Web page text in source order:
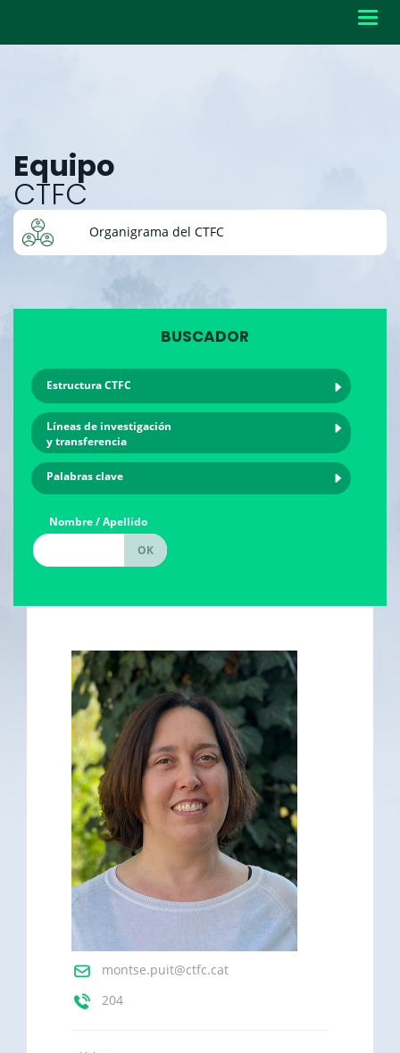
Equipo
CTFC
Organigrama del CTFC
BUSCADOR
Estructura CTFC
Líneas de investigación
y transferencia
Palabras clave
Nombre / Apellido
montse.puit@ctfc.cat
204